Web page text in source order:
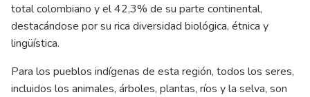
total colombiano y el 42,3% de su parte continental,
destacándose por su rica diversidad biológica, étnica y
lingüística.
Para los pueblos indígenas de esta región, todos los seres,
incluidos los animales, árboles, plantas, ríos y la selva, son